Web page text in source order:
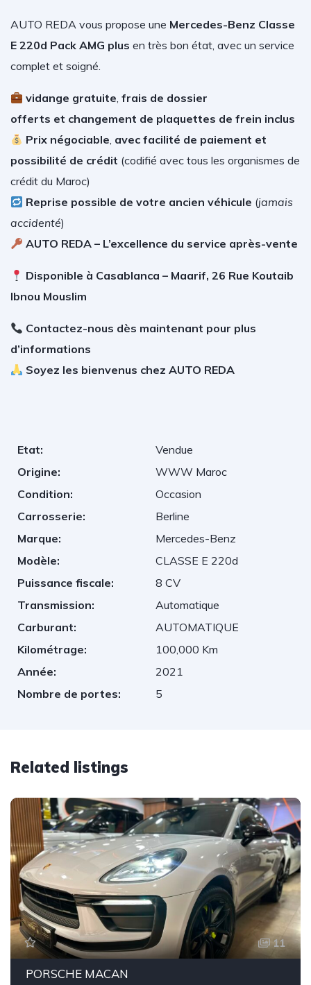
AUTO REDA vous propose une Mercedes-Benz Classe
E 220d Pack AMG plus en très bon état, avec un service
complet et soigné.
vidange gratuite,frais de dossier
offerts et changement de plaquettes de frein inclus
Prix négociable, avec facilité de paiement et
possibilité de crédit (codifié avec tous les organismes de
crédit du Maroc)
Reprise possible de votre ancien véhicule (jamais
accidenté)
AUTO REDA – L’excellence du service après-vente
Disponible à Casablanca – Maarif, 26 Rue Koutaib
Ibnou Mouslim
Contactez-nous dès maintenant pour plus
d’informations
Soyez les bienvenus chez AUTO REDA
Etat:
Vendue
Origine:
WWW Maroc
Condition:
Occasion
Carrosserie:
Berline
Marque:
Mercedes-Benz
Modèle:
CLASSE E 220d
Puissance fiscale:
8 CV
Transmission:
Automatique
Carburant:
AUTOMATIQUE
Kilométrage:
100,000 Km
Année:
2021
Nombre de portes:
5
Related listings
11
PORSCHE MACAN